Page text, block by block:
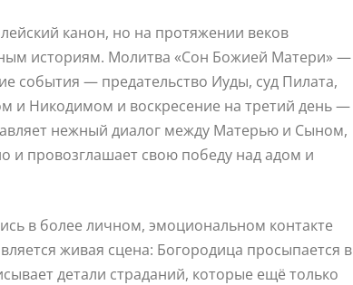
канон, но на протяжении веков
историям. Молитва «Сон Божией Матери» —
события — предательство Иуды, суд Пилата,
и Никодимом и воскресение на третий день —
нежный диалог между Матерью и Сыном,
и провозглашает свою победу над адом и
в более личном, эмоциональном контакте
живая сцена: Богородица просыпается в
детали страданий, которые ещё только